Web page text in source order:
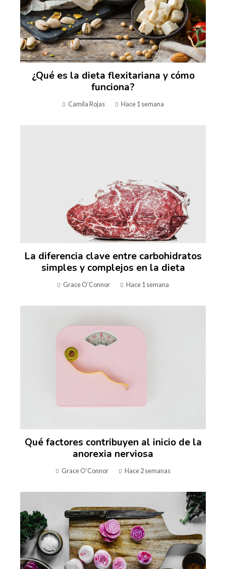
¿Qué es la dieta flexitariana y cómo
funciona?
Camila Rojas Hace 1 semana
La diferencia clave entre carbohidratos
simples y complejos en la dieta
Grace O’Connor Hace 1 semana
Qué factores contribuyen al inicio de la
anorexia nerviosa
Grace O’Connor Hace 2 semanas